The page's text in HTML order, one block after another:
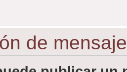
de